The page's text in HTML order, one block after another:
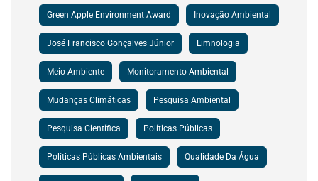
Green Apple Environment Award Inovação Ambiental
José Francisco Gonçalves Júnior Limnologia
Meio Ambiente Monitoramento Ambiental
Mudanças Climáticas Pesquisa Ambiental
Pesquisa Científica Políticas Públicas
Políticas Públicas Ambientais Qualidade Da Água